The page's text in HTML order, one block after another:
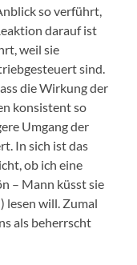
so verführt,
darauf ist
weil sie
sind.
die Wirkung der
konsistent so
Umgang der
In sich ist das
ob ich eine
– Mann küsst sie
lesen will. Zumal
als beherrscht